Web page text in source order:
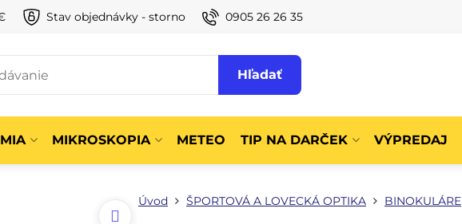
Stav objednávky - storno 0905 26 26 35
Hľadať
MIKROSKOPIA METEO TIP NA DARČEK VÝPREDAJ
Úvod ŠPORTOVÁ A LOVECKÁ OPTIKA BINOKULÁRE